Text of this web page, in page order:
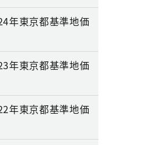
年東京都基準地価
年東京都基準地価
年東京都基準地価